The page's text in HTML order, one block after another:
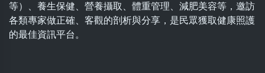
等）、養生保健、營養攝取、體重管理、減肥美容等，邀訪
各類專家做正確、客觀的剖析與分享，是民眾獲取健康照護
的最佳資訊平台。